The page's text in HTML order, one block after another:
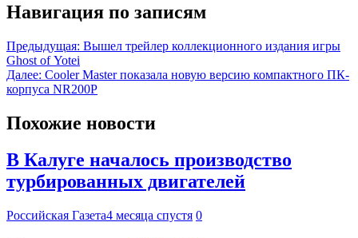
Навигация по записям
Предыдущая: Вышел трейлер коллекционного издания игры
Ghost of Yotei
Далее: Cooler Master показала новую версию компактного ПК-
корпуса NR200P
Похожие новости
В Калуге началось производство
турбированных двигателей
Российская Газета4 месяца спустя 0